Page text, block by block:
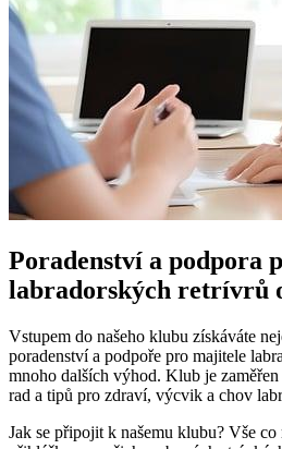
Poradenství a podpora
labradorských‍ retrívrů
Vstupem do našeho klubu získáváte
poradenství a ⁤podpoře pro majitele
mnoho dalších⁢ výhod. Klub je
‍rad ‌a tipů ‌pro zdraví, ‌výcvik a⁣ chov
Jak se připojit k našemu klubu? Vše